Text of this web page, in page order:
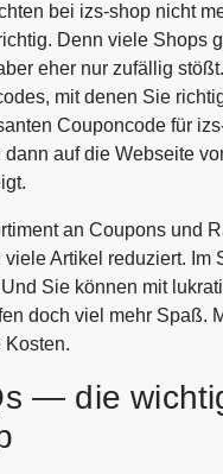
bei izs-shop nicht
Denn viele Shops
eher nur zufällig
mit denen Sie
Couponcode für
dann auf die Webseite
an Coupons und
viele Artikel reduziert. Im
Sie können mit
doch viel mehr Spaß.
Kosten.
— die